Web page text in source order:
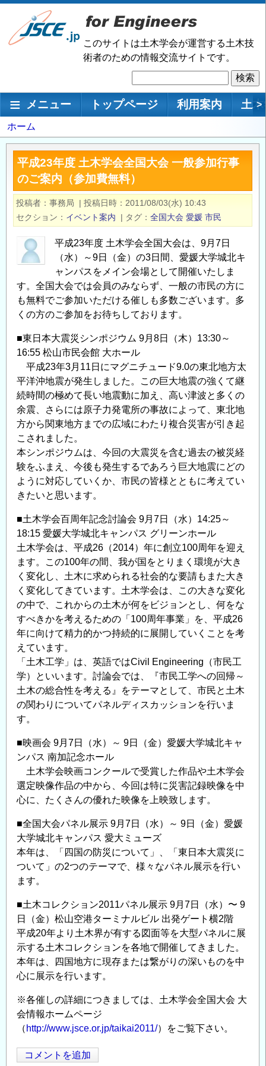
メ
ン
移
このサイトは土木学会が運営する土木技
術者のための情報交流サイトです。
索
メインナビゲーション
メニュー トップページ 利用案内 土 >
パ
ン
く
ず
ホーム
平成23年度 土木学会全国大会 一般参加行事
のご案内（参加費無料）
投稿者 事務局 | 投稿日時
2011/08/03(水) 10:43
セクション
イベント案内 | タグ 全国大会 愛媛 市民
平成23年度 土木学会全国大会は、9月7日
（水）～9日（金）の3日間、愛媛大学城北キ
ャンパスをメイン会場として開催いたしま
す。全国大会では会員のみならず、一般の市民の方に
も無料でご参加いただける催しも多数ございます。多
くの方のご参加をお待ちしております。
■東日本大震災シンポジウム 9月8日（木）13:30～
16:55 松山市民会館 大ホール
平成23年3月11日にマグニチュード9.0の東北地方太
平洋沖地震が発生しました。この巨大地震の強くて継
続時間の極めて長い地震動に加え、高い津波と多くの
余震、さらには原子力発電所の事故によって、東北地
方から関東地方までの広域にわたり複合災害が引き起
こされました。
本シンポジウムは、今回の大震災を含む過去の被災経
験をふまえ、今後も発生するであろう巨大地震にどの
ように対応していくか、市民の皆様とともに考えてい
きたいと思います。
■土木学会百周年記念討論会 9月7日（水）14:25～
18:15 愛媛大学城北キャンパス グリーンホール
土木学会は、平成26（2014）年に創立100周年を迎え
ます。この100年の間、我が国をとりまく環境が大き
く変化し、土木に求められる社会的な要請もまた大き
く変化してきています。土木学会は、この大きな変化
の中で、これからの土木が何をビジョンとし、何をな
すべきかを考えるための「100周年事業」を、平成26
年に向けて精力的かつ持続的に展開していくことを考
えています。
「土木工学」は、英語ではCivil Engineering（市民工
学）といいます。討論会では、『市民工学への回帰～
土木の総合性を考える』をテーマとして、市民と土木
の関わりについてパネルディスカッションを行いま
す。
■映画会 9月7日（水）～ 9日（金）愛媛大学城北キャ
ンパス 南加記念ホール
土木学会映画コンクールで受賞した作品や土木学会
選定映像作品の中から、今回は特に災害記録映像を中
心に、たくさんの優れた映像を上映致します。
■全国大会パネル展示 9月7日（水）～ 9日（金）愛媛
大学城北キャンパス 愛大ミューズ
本年は、「四国の防災について」、「東日本大震災に
ついて」の2つのテーマで、様々なパネル展示を行い
ます。
■土木コレクション2011パネル展示 9月7日（水）〜 9
日（金）松山空港ターミナルビル 出発ゲート横2階
平成20年より土木界が有する図面等を大型パネルに展
示する土木コレクションを各地で開催してきました。
本年は、四国地方に現存または繋がりの深いものを中
心に展示を行います。
※各催しの詳細につきましては、土木学会全国大会 大
会情報ホームページ
（ http://www.jsce.or.jp/taikai2011/）をご覧下さい。
コメントを追加